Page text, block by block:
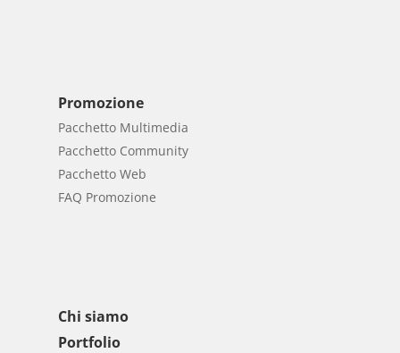
Promozione
Pacchetto Multimedia
Pacchetto Community
Pacchetto Web
FAQ Promozione
Chi siamo
Portfolio